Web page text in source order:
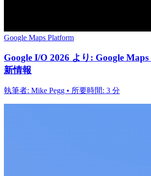
Google Maps Platform
Google I/O 2026 より: Google
新情報
執筆者: Mike Pegg • 所要時間: 3 分